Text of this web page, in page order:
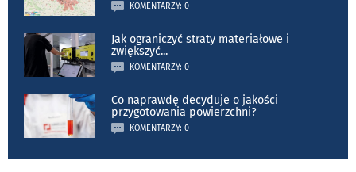
KOMENTARZY: 0
Jak ograniczyć straty materiałowe i
zwiększyć...
KOMENTARZY: 0
Co naprawdę decyduje o jakości
przygotowania powierzchni?
KOMENTARZY: 0